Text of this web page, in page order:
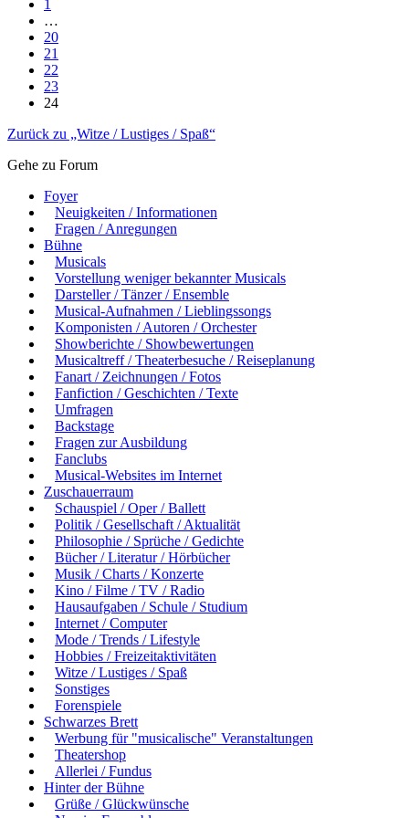
1
…
20
21
22
23
24
Zurück zu „Witze / Lustiges / Spaß“
Gehe zu Forum
Foyer
Neuigkeiten / Informationen
Fragen / Anregungen
Bühne
Musicals
Vorstellung weniger bekannter Musicals
Darsteller / Tänzer / Ensemble
Musical-Aufnahmen / Lieblingssongs
Komponisten / Autoren / Orchester
Showberichte / Showbewertungen
Musicaltreff / Theaterbesuche / Reiseplanung
Fanart / Zeichnungen / Fotos
Fanfiction / Geschichten / Texte
Umfragen
Backstage
Fragen zur Ausbildung
Fanclubs
Musical-Websites im Internet
Zuschauerraum
Schauspiel / Oper / Ballett
Politik / Gesellschaft / Aktualität
Philosophie / Sprüche / Gedichte
Bücher / Literatur / Hörbücher
Musik / Charts / Konzerte
Kino / Filme / TV / Radio
Hausaufgaben / Schule / Studium
Internet / Computer
Mode / Trends / Lifestyle
Hobbies / Freizeitaktivitäten
Witze / Lustiges / Spaß
Sonstiges
Forenspiele
Schwarzes Brett
Werbung für "musicalische" Veranstaltungen
Theatershop
Allerlei / Fundus
Hinter der Bühne
Grüße / Glückwünsche